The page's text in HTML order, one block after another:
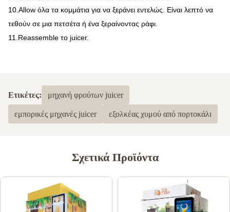
10.Allow όλα τα κομμάτια για να ξεράνει εντελώς. Είναι λεπτό να
τεθούν σε μια πετσέτα ή ένα ξεραίνοντας ράφι.
11.Reassemble το juicer.
Ετικέτες: μηχανή φρούτων juicer
εμπορικές μηχανές juicer εξολκέας χυμού από πορτοκάλι
Σχετικά Προϊόντα